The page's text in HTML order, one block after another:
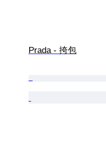
Prada - 挎包